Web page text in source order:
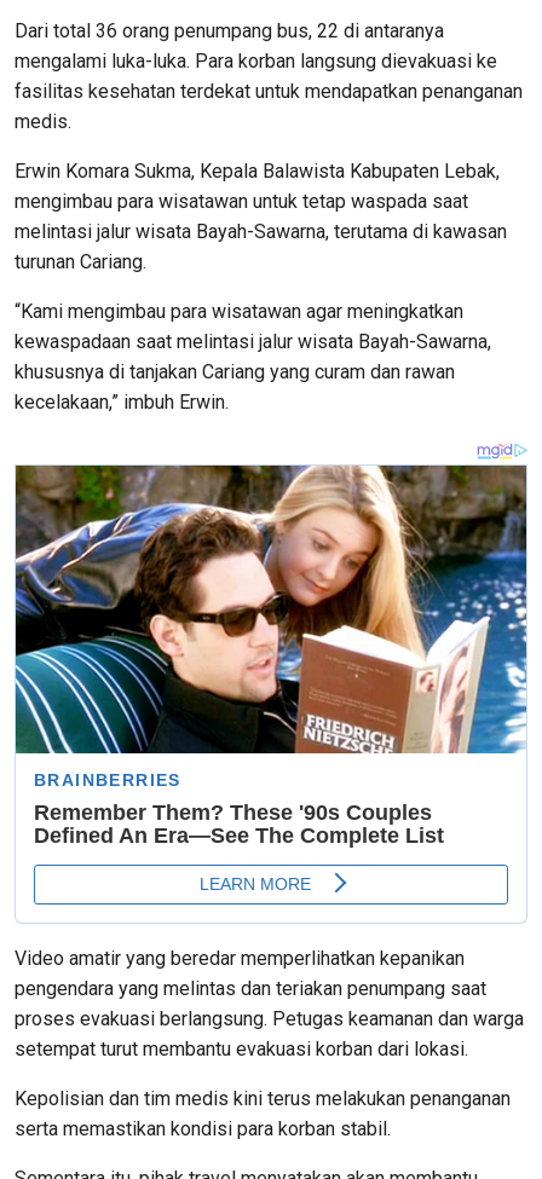
Dari total 36 orang penumpang bus, 22 di antaranya
mengalami luka-luka. Para korban langsung dievakuasi ke
fasilitas kesehatan terdekat untuk mendapatkan penanganan
medis.
Erwin Komara Sukma, Kepala Balawista Kabupaten Lebak,
mengimbau para wisatawan untuk tetap waspada saat
melintasi jalur wisata Bayah-Sawarna, terutama di kawasan
turunan Cariang.
“Kami mengimbau para wisatawan agar meningkatkan
kewaspadaan saat melintasi jalur wisata Bayah-Sawarna,
khususnya di tanjakan Cariang yang curam dan rawan
kecelakaan,” imbuh Erwin.
Video amatir yang beredar memperlihatkan kepanikan
pengendara yang melintas dan teriakan penumpang saat
proses evakuasi berlangsung. Petugas keamanan dan warga
setempat turut membantu evakuasi korban dari lokasi.
Kepolisian dan tim medis kini terus melakukan penanganan
serta memastikan kondisi para korban stabil.